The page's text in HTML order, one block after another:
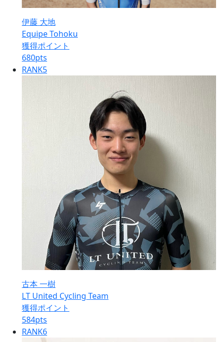
伊藤 大地
Equipe Tohoku
獲得ポイント
680pts
RANK5
古本 一樹
LT United Cycling Team
獲得ポイント
584pts
RANK6